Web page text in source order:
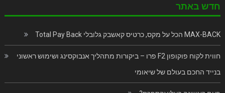
חדש באתר
MAX-BACK הכל על מקס, כרטיס קאשבק גלובלי Total Pay Back
חווית לקוח פוקופון F2 פרו – ביקורות מתהליך אנבוקסינג ושימוש ראשוני
בנייד החכם בעולם של שיאומי